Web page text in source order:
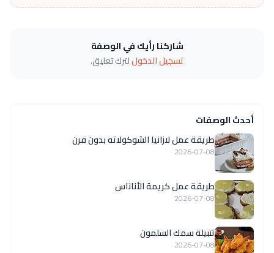
شاركنا رأيك في الوصفة
تسجيل الدخوللترك تعليق.
أحدث الوصفات
طريقة عمل لازانيا الشوكولاته بدون فرن
2026-07-08
طريقة عمل كريمة الأناناس
2026-07-08
تتبيلة سمك السلمون
2026-07-08